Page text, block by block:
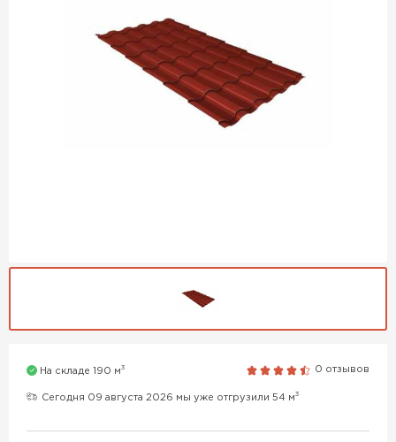
На складе 190 м3 0 отзывов
Сегодня 09 августа 2026 мы уже отгрузили 54 м3